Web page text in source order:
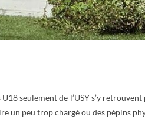
seulement de l’USY s’y
un peu trop chargé ou des pépins